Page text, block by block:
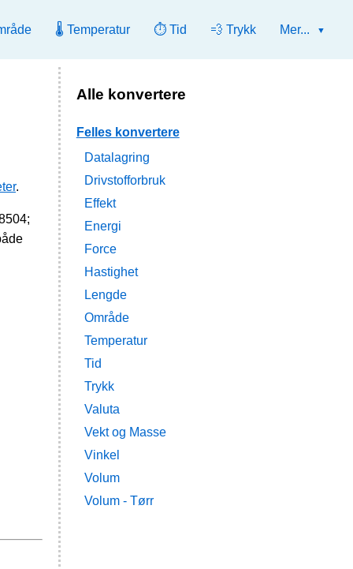
🌡️ Temperatur ⏱️ Tid 💨 Trykk Mer...
.
Alle konvertere
Felles konvertere
Datalagring
Drivstofforbruk
Effekt
Energi
Force
Hastighet
Lengde
Område
Temperatur
Tid
Trykk
Valuta
Vekt og Masse
Vinkel
Volum
Volum - Tørr